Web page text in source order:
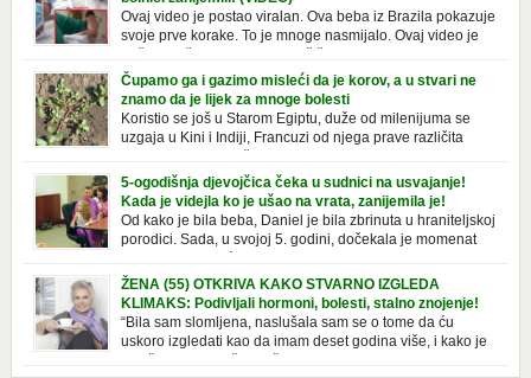
čak nose sa […]Ovaj video je postao viralan. Ova beba iz Brazila pokazuje
svoje prve korake. To je mnoge nasmijalo. Ovaj video je
baš neobičan. Ne viđamo baš često ovakve korake kod
novorođenih beba. Video je snimila babica, pregledalo ga je preko 80
miliona ljudi. Ove babice su ostale u čudu nakon što su vidjeli kako
beba želi […]
Čupamo ga i gazimo misleći da je korov, a u stvari ne
znamo da je lijek za mnoge bolesti
Koristio se još u Starom Egiptu, duže od milenijuma se
uzgaja u Kini i Indiji, Francuzi od njega prave različita
tradicionalna jela i čorbe… Jedino mi gazimo po njemu,
čupamo ga i bacamo kao korov! Tušt je jednogodišnji, ali vrlo uporan
“korov” koji, ka­da nam se jednom nastani u bašti ili dvorištu, teško ga se
5-ogodišnja djevojčica čeka u sudnici na usvajanje!
Kada je videjla ko je ušao na vrata, zanijemila je!
Od kako je bila beba, Daniel je bila zbrinuta u hraniteljskoj
porodici. Sada, u svojoj 5. godini, dočekala je momenat
je bio veoma poseban za djevojčicu i njenu novu porodicu, ali je uskoro
postao još čarobniji, zahvaljujući socijalnom radniku koji poznaje
Daniel. Njenoj novoj porodici je […]
ŽENA (55) OTKRIVA KAKO STVARNO IZGLEDA
KLIMAKS: Podivljali hormoni, bolesti, stalno znojenje!
“Bila sam slomljena, naslušala sam se o tome da ću
uskoro izgledati kao da imam deset godina više, i kako je